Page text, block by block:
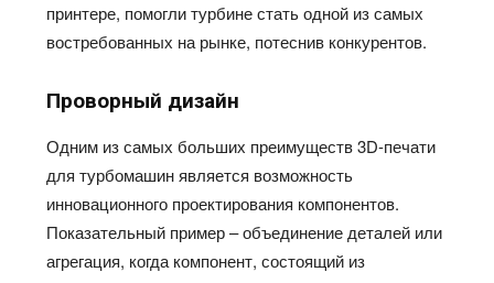
принтере, помогли турбине стать одной из самых
востребованных на рынке, потеснив конкурентов.
Проворный дизайн
Одним из самых больших преимуществ 3D-печати
для турбомашин является возможность
инновационного проектирования компонентов.
Показательный пример – объединение деталей или
агрегация, когда компонент, состоящий из